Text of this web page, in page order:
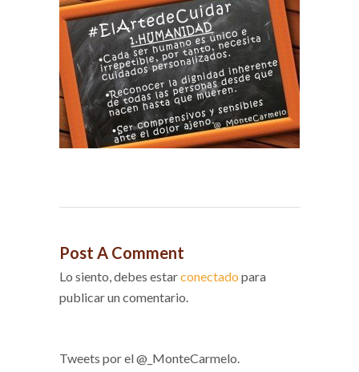
Post A Comment
Lo siento, debes estarconectado para
publicar un comentario.
Tweets por el @_MonteCarmelo.